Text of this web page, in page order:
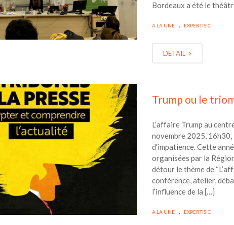
Bordeaux a été le
A LA UNE . EXPERTISIC
DETAIL
Trump ou le
L’affaire Trump au
novembre 2025,
d’impatience. Cette
organisées par la
détour le thème de
conférence, atelier,
l’influence de la […]
A LA UNE . EXPERTISIC